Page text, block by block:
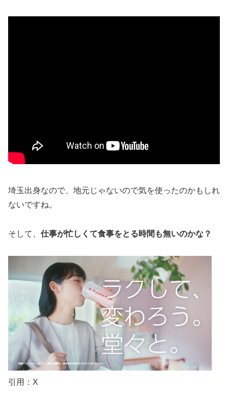
埼玉出身なので、地元じゃないので気を使ったのかもしれ
ないですね。
そして、 仕事が忙しくて食事をとる時間も無いのかな？
引用：X